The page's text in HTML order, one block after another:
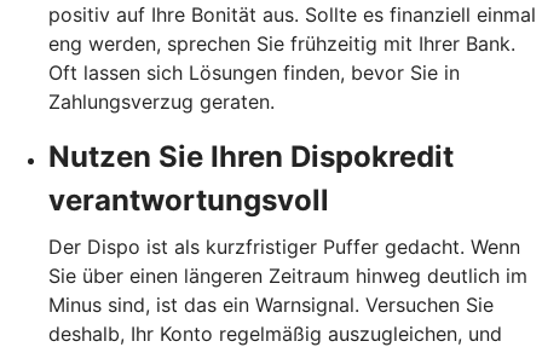
positiv auf Ihre Bonität aus. Sollte es finanziell einmal
eng werden, sprechen Sie frühzeitig mit Ihrer Bank.
Oft lassen sich Lösungen finden, bevor Sie in
Zahlungsverzug geraten.
Nutzen Sie Ihren Dispokredit
verantwortungsvoll
Der Dispo ist als kurzfristiger Puffer gedacht. Wenn
Sie über einen längeren Zeitraum hinweg deutlich im
Minus sind, ist das ein Warnsignal. Versuchen Sie
deshalb, Ihr Konto regelmäßig auszugleichen, und